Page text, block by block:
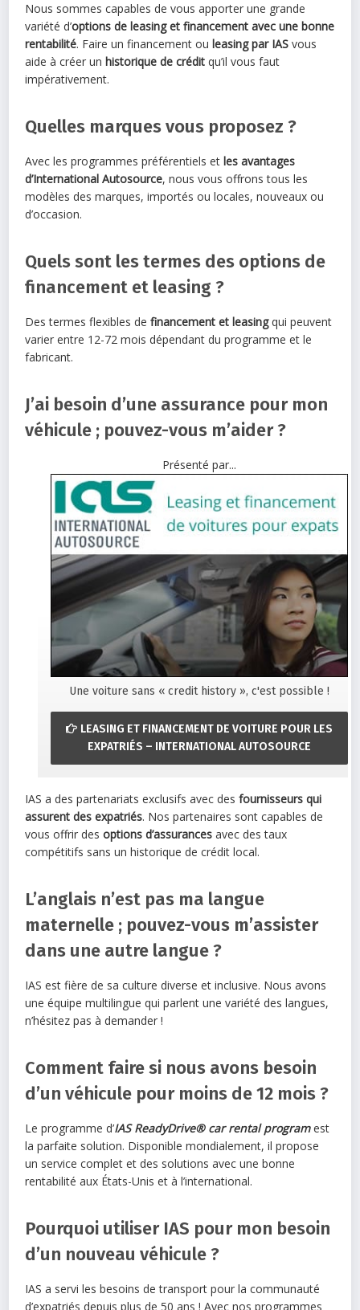
Nous sommes capables de vous apporter une grande
variété d’options de leasing et financement avec une bonne
rentabilité. Faire un financement ou leasing par IAS vous
aide à créer un historique de crédit qu’il vous faut
impérativement.
Quelles marques vous proposez ?
Avec les programmes préférentiels et les avantages
d’International Autosource, nous vous offrons tous les
modèles des marques, importés ou locales, nouveaux ou
d’occasion.
Quels sont les termes des options de
financement et leasing ?
Des termes flexibles definancement et leasingqui peuvent
varier entre 12-72 mois dépendant du programme et le
fabricant.
J’ai besoin d’une assurance pour mon
véhicule ; pouvez-vous m’aider ?
Présenté par...
Une voiture sans « credit history », c'est possible !
LEASING ET FINANCEMENT DE VOITURE POUR LES
EXPATRIÉS – INTERNATIONAL AUTOSOURCE
IAS a des partenariats exclusifs avec desfournisseurs qui
assurent des expatriés. Nos partenaires sont capables de
vous offrir desoptions d’assurances avec des taux
compétitifs sans un historique de crédit local.
L’anglais n’est pas ma langue
maternelle ; pouvez-vous m’assister
dans une autre langue ?
IAS est fière de sa culture diverse et inclusive. Nous avons
une équipe multilingue qui parlent une variété des langues,
n’hésitez pas à demander !
Comment faire si nous avons besoin
d’un véhicule pour moins de 12 mois ?
Le programme d’IAS ReadyDrive® car rental programest
la parfaite solution. Disponible mondialement, il propose
un service complet et des solutions avec une bonne
rentabilité aux États-Unis et à l’international.
Pourquoi utiliser IAS pour mon besoin
d’un nouveau véhicule ?
IAS a servi les besoins de transport pour la communauté
d’expatriés depuis plus de 50 ans ! Avec nos programmes